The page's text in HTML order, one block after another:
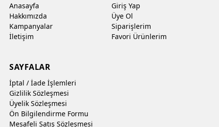
Anasayfa
Hakkımızda
Kampanyalar
İletişim
Giriş Yap
Üye Ol
Siparişlerim
Favori Ürünlerim
SAYFALAR
İptal / İade İşlemleri
Gizlilik Sözleşmesi
Üyelik Sözleşmesi
Ön Bilgilendirme Formu
Mesafeli Satış Sözleşmesi